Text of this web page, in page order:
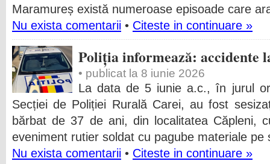
Maramureș există numeroase episoade care
Nu exista comentarii • Citeste in continuare »
Poliția informează: accidente
• publicat la 8 iunie 2026
La data de 5 iunie a.c., în jurul
Secției de Poliției Rurală Carei, au fost
bărbat de 37 de ani, din localitatea Căpleni,
eveniment rutier soldat cu pagube materiale pe
Nu exista comentarii • Citeste in continuare »